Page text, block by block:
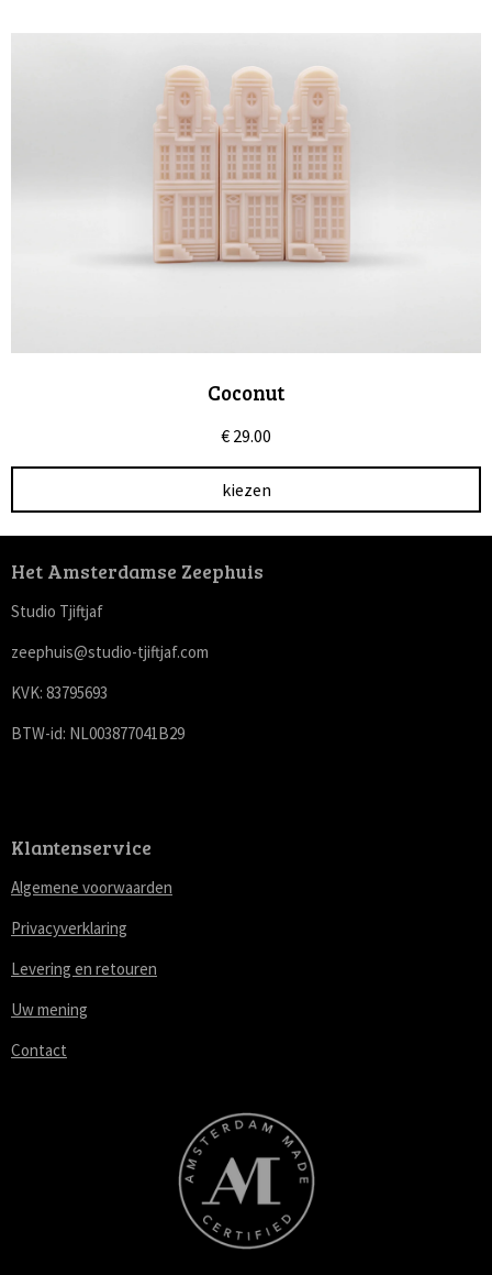
Coconut
€ 29.00
kiezen
Het Amsterdamse Zeephuis
Studio Tjiftjaf
zeephuis@studio-tjiftjaf.com
KVK: 83795693
BTW-id: NL003877041B29
Klantenservice
Algemene voorwaarden
Privacyverklaring
Levering en retouren
Uw mening
Contact